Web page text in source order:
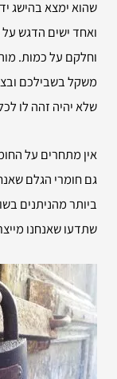
שהוא ימצא בהישג
ואחד ישים הדגש
וחלקם על כמות.
משקל בשבילכם
שלא יהיה זהה לו
אין מתחרים על
גם חומרי הגלם
ביותר מהניתנים
שתדעו שאנחנו